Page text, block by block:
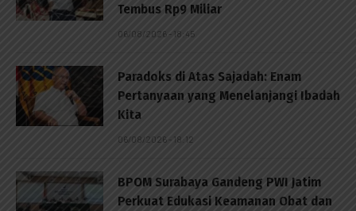
Tembus Rp9 Miliar
06/08/2026 - 18:45
Paradoks di Atas Sajadah: Enam
Pertanyaan yang Menelanjangi Ibadah
Kita
06/08/2026 - 18:12
BPOM Surabaya Gandeng PWI Jatim
Perkuat Edukasi Keamanan Obat dan